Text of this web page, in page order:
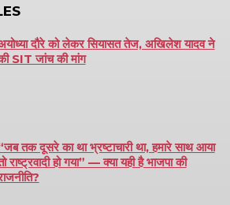
दौरे को लेकर सियासत तेज, अखिलेश यादव ने
SIT जांच की मांग
तक दूसरे का था भ्रष्टाचारी था, हमारे साथ आया
राष्ट्रवादी हो गया” — क्या यही है भाजपा की